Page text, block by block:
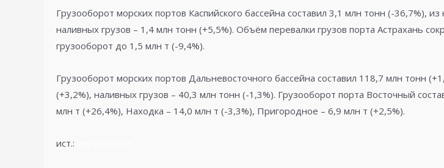
Грузооборот морских портов Каспийского бассейна составил 3,1 млн тонн (-36,7%),
наливных грузов – 1,4 млн тонн (+5,5%). Объём перевалки грузов порта Астрахань
грузооборот до 1,5 млн т (-9,4%).
Грузооборот морских портов Дальневосточного бассейна составил 118,7 млн тонн
(+3,2%), наливных грузов – 40,3 млн тонн (-1,3%). Грузооборот порта Восточный
млн т (+26,4%), Находка – 14,0 млн т (-3,3%), Пригородное – 6,9 млн т (+2,5%).
ист.: